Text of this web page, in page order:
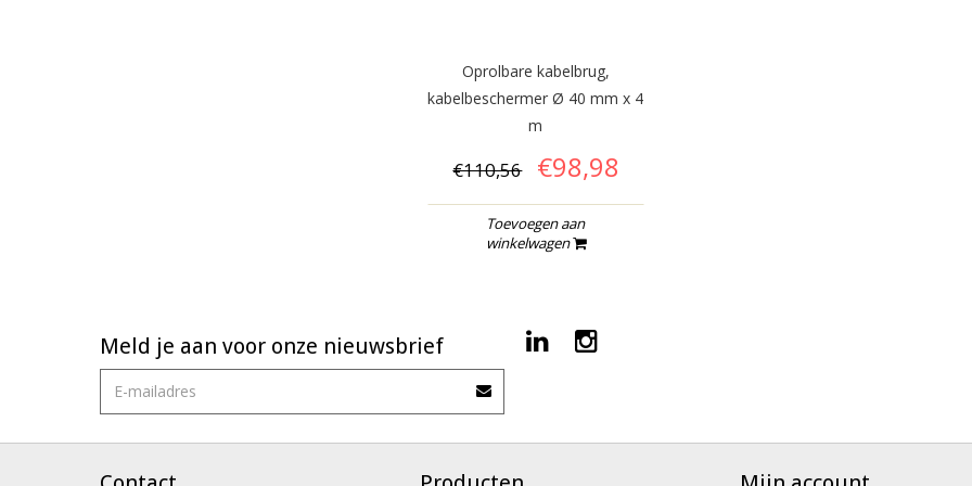
Oprolbare kabelbrug,
kabelbeschermer Ø 40 mm x 4
m
€110,56 €98,98
Toevoegen aan
winkelwagen
Meld je aan voor onze nieuwsbrief